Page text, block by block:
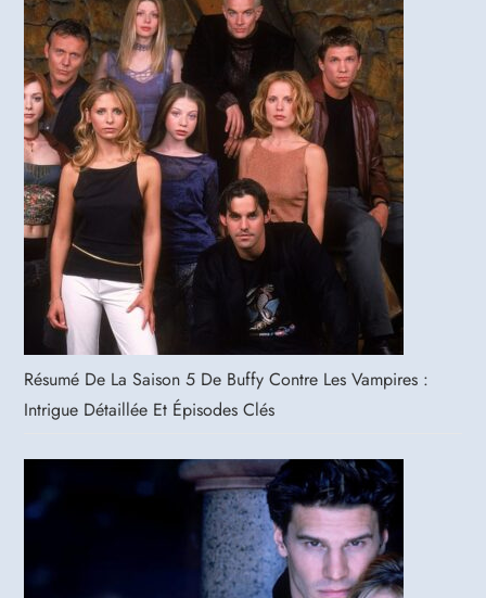
Résumé De La Saison 5 De Buffy Contre Les Vampires :
Intrigue Détaillée Et Épisodes Clés